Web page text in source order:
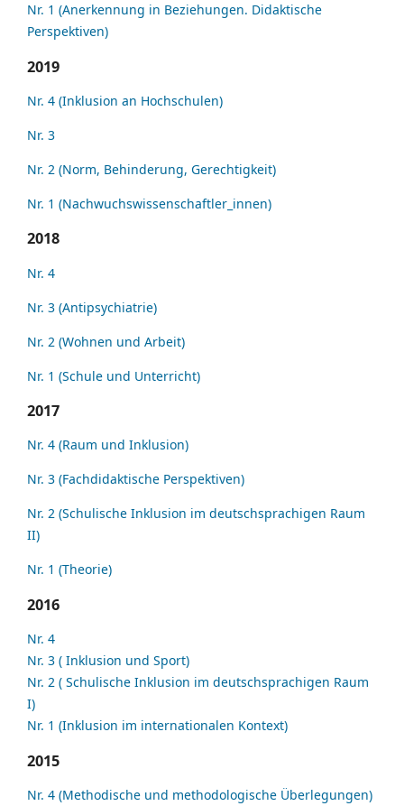
Nr. 1 (Anerkennung in Beziehungen. Didaktische
Perspektiven)
2019
Nr. 4 (Inklusion an Hochschulen)
Nr. 3
Nr. 2 (Norm, Behinderung, Gerechtigkeit)
Nr. 1 (Nachwuchswissenschaftler_innen)
2018
Nr. 4
Nr. 3 (Antipsychiatrie)
Nr. 2 (Wohnen und Arbeit)
Nr. 1 (Schule und Unterricht)
2017
Nr. 4 (Raum und Inklusion)
Nr. 3 (Fachdidaktische Perspektiven)
Nr. 2 (Schulische Inklusion im deutschsprachigen Raum
II)
Nr. 1 (Theorie)
2016
Nr. 4
Nr. 3 ( Inklusion und Sport)
Nr. 2 ( Schulische Inklusion im deutschsprachigen Raum
I)
Nr. 1 (Inklusion im internationalen Kontext)
2015
Nr. 4 (Methodische und methodologische Überlegungen)